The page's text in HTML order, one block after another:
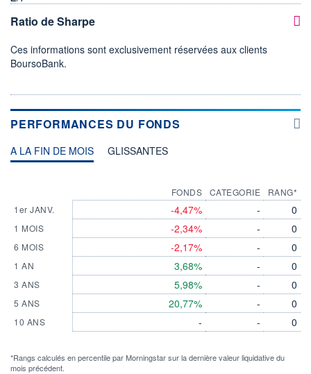
Ratio de Sharpe
Ces informations sont exclusivement réservées aux clients
BoursoBank.
PERFORMANCES DU FONDS
A LA FIN DE MOIS GLISSANTES
1er JANV.
1 MOIS
6 MOIS
1 AN
3 ANS
5 ANS
10 ANS
FONDS
-4,47%
-2,34%
-2,17%
3,68%
5,98%
20,77%
-
CATEGORIE
-
-
-
-
-
-
-
RANG*
0
0
0
0
0
0
0
*Rangs calculés en percentile par Morningstar sur la dernière valeur liquidative du
mois précédent.